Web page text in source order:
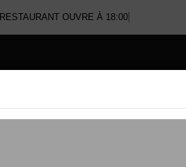
RESTAURANT OUVRE À 18:00